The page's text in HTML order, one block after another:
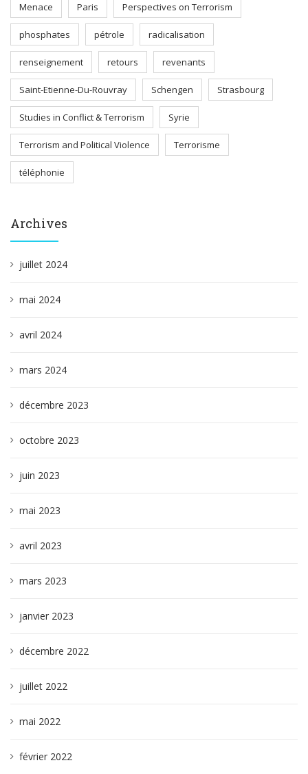
Menace Paris Perspectives on Terrorism
phosphates pétrole radicalisation
renseignement retours revenants
Saint-Etienne-Du-Rouvray Schengen Strasbourg
Studies in Conflict & Terrorism Syrie
Terrorism and Political Violence Terrorisme
téléphonie
Archives
juillet 2024
mai 2024
avril 2024
mars 2024
décembre 2023
octobre 2023
juin 2023
mai 2023
avril 2023
mars 2023
janvier 2023
décembre 2022
juillet 2022
mai 2022
février 2022